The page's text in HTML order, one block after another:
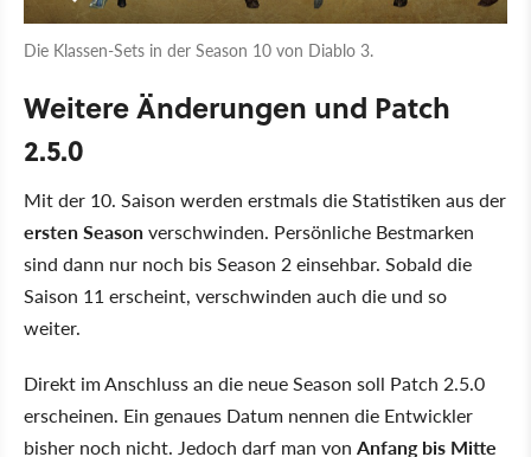
Die Klassen-Sets in der Season 10 von Diablo 3.
Weitere Änderungen und Patch
2.5.0
Mit der 10. Saison werden erstmals die Statistiken aus der
ersten Seasonverschwinden. Persönliche Bestmarken
sind dann nur noch bis Season 2 einsehbar. Sobald die
Saison 11 erscheint, verschwinden auch die und so
weiter.
Direkt im Anschluss an die neue Season soll Patch 2.5.0
erscheinen. Ein genaues Datum nennen die Entwickler
bisher noch nicht. Jedoch darf man von Anfang bis Mitte